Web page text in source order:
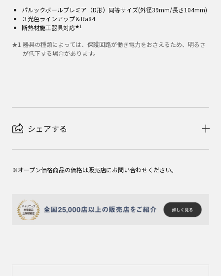
パルックボールプレミア（D形）同等サイズ(外径39mm/長さ104mm)
３光色ラインアップ＆Ra84
断熱材施工器具対応★1
★1 器具の種類によっては、保護回路が働き電力をおさえるため、明るさ
が低下する場合があります。
シェアする
※オープン価格商品の価格は販売店にお問い合わせください。